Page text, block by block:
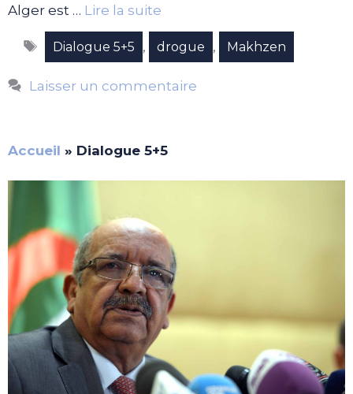
Alger est … Lire la suite
Étiquettes
Dialogue 5+5 , drogue , Makhzen
Laisser un commentaire
Accueil » Dialogue 5+5